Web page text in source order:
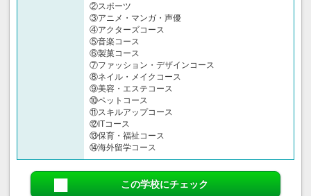
②スポーツ
③アニメ・マンガ・声優
④アクターズコース
⑤音楽コース
⑥製菓コース
⑦ファッション・デザインコース
⑧ネイル・メイクコース
⑨美容・エステコース
⑩ペットコース
⑪スキルアップコース
⑫ITコース
⑬保育・福祉コース
⑭海外留学コース
この学校にチェック